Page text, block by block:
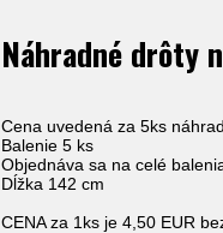
Náhradné drôty
Cena uvedená za 5ks
Balenie 5 ks
Objednáva sa na celé
Dĺžka 142 cm
CENA za 1ks je 4,50 EUR